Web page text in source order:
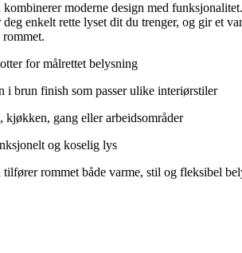
moderne design med
deg enkelt rette lyset dit du trenger, og gir et
for målrettet belysning
i brun finish som passer ulike interiørstiler
kjøkken, gang eller arbeidsområder
og koselig lys
rommet både varme, stil og fleksibel